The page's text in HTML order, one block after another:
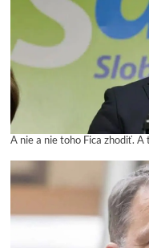
A nie a nie toho Fica zhodiť.